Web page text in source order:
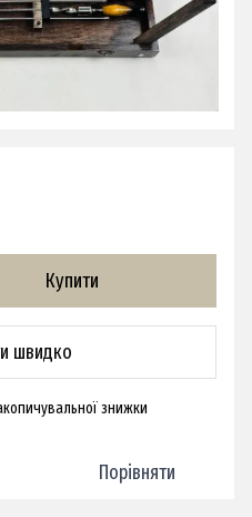
Купити
швидко
знижки
Порівняти